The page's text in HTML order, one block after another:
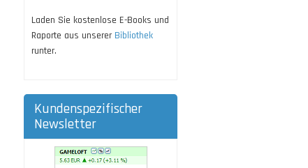
Laden Sie kostenlose E-Books und
Raporte aus unserer Bibliothek
runter.
Kundenspezifischer
Newsletter